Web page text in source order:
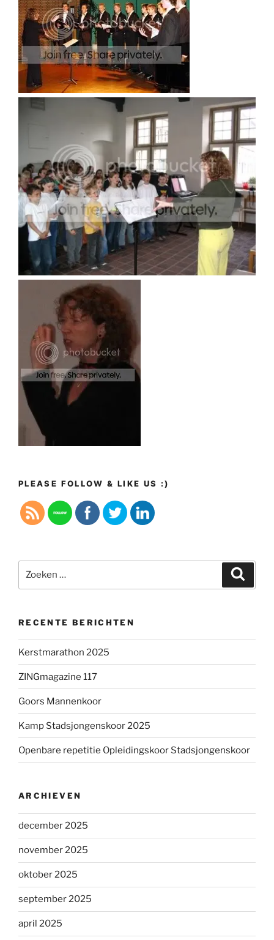
PLEASE FOLLOW & LIKE US :)
naar:
RECENTE BERICHTEN
Kerstmarathon 2025
ZINGmagazine 117
Goors Mannenkoor
Kamp Stadsjongenskoor 2025
Openbare repetitie Opleidingskoor Stadsjongenskoor
ARCHIEVEN
december 2025
november 2025
oktober 2025
september 2025
april 2025